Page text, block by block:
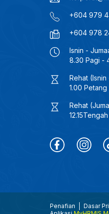
+604 979
+604 978
Isnin -
8.30 Pagi -
Rehat (Isnin
1.00
Rehat
Penafian Dasar